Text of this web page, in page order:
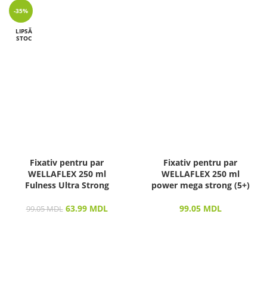
-35%
LIPSĂ
STOC
Fixativ pentru par
WELLAFLEX 250 ml
Fulness Ultra Strong
99.05MDL 63.99 MDL
Fixativ pentru par
WELLAFLEX 250 ml
power mega strong (5+)
99.05 MDL